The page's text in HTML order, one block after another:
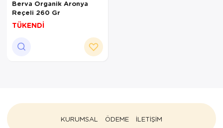
Berva Organik Aronya
Reçeli 260 Gr
TÜKENDİ
KURUMSAL ÖDEME İLETİŞİM